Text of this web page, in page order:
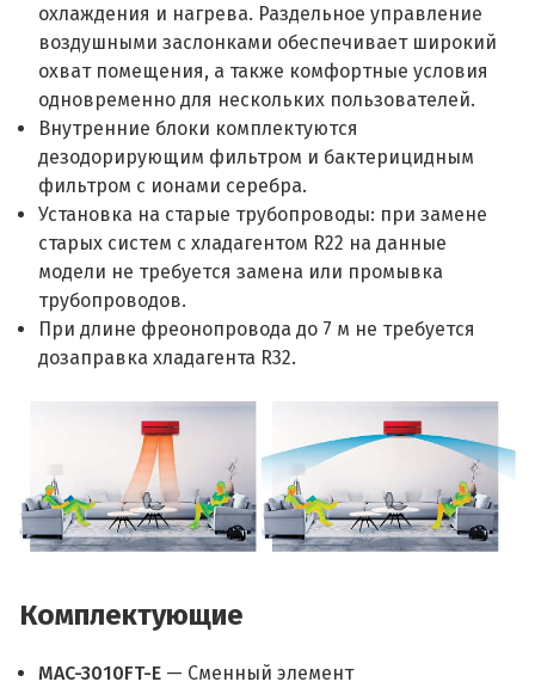
охлаждения и нагрева. Раздельное управление
воздушными заслонками обеспечивает широкий
охват помещения, а также комфортные условия
одновременно для нескольких пользователей.
Внутренние блоки комплектуются
дезодорирующим фильтром и бактерицидным
фильтром с ионами серебра.
Установка на старые трубопроводы: при замене
старых систем с хладагентом R22 на данные
модели не требуется замена или промывка
трубопроводов.
При длине фреонопровода до 7 м не требуется
дозаправка хладагента R32.
Комплектующие
MAC-3010FT-E — Сменный элемент